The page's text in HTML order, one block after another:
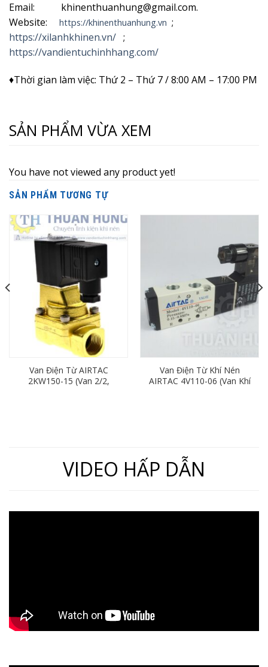
Email: khinenthuanhung@gmail.com.
Website: https://khinenthuanhung.vn ;
https://xilanhkhinen.vn/ ;
https://vandientuchinhhang.com/
♦Thời gian làm việc: Thứ 2 – Thứ 7 / 8:00 AM – 17:00 PM
SẢN PHẨM VỪA XEM
You have not viewed any product yet!
SẢN PHẨM TƯƠNG TỰ
Van Điện Từ AIRTAC
2KW150-15 (Van 2/2,
Van Điện Từ Khí Nén
AIRTAC 4V110-06 (Van Khí
VIDEO HẤP DẪN